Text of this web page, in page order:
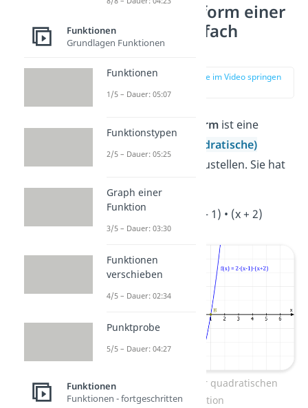
Nullstellenform einer
Parabel einfach
erklärt
zur Stelle im Video springen
DieNullstellenform ist eine
(quadratische)
darzustellen. Sie hat
folgende Form:
f(x) = 2 • (x – 1) • (x + 2)
Nullstellen einer quadratischen
Funktion
Funktionen
Grundlagen Funktionen
Funktionen
1/5 – Dauer: 05:07
Funktionstypen
2/5 – Dauer: 05:25
Graph einer
Funktion
3/5 – Dauer: 03:30
Funktionen
verschieben
4/5 – Dauer: 02:34
Punktprobe
5/5 – Dauer: 04:27
Funktionen
Funktionen - fortgeschritten